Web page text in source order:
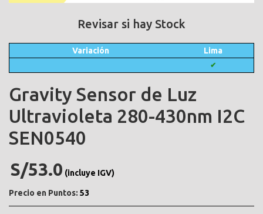
Revisar si hay Stock
Variación Lima
✔
Gravity Sensor de Luz
Ultravioleta 280-430nm I2C
SEN0540
S/53.0 (incluye IGV)
Precio en Puntos: 53